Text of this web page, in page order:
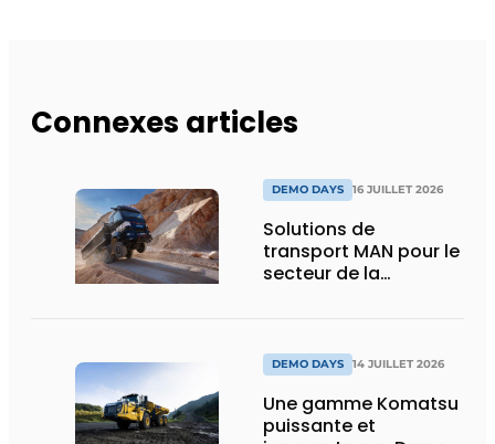
Connexes articles
DEMO DAYS 16 JUILLET 2026
Solutions de
transport MAN pour le
secteur de la
DEMO DAYS 14 JUILLET 2026
Une gamme Komatsu
puissante et